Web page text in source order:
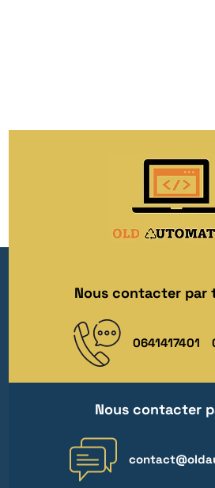
Nous contacter par
0641417401
Nous contacter